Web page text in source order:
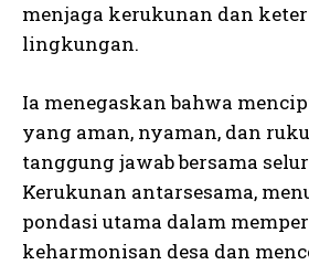
menjaga kerukunan dan
lingkungan.
Ia menegaskan bahwa
yang aman, nyaman, dan
tanggung jawab bersama
Kerukunan antarsesama,
pondasi utama dalam
keharmonisan desa dan